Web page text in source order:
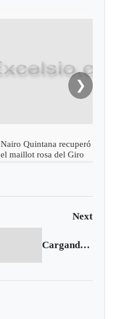
Nairo Quintana recuperó
el maillot rosa del Giro
❯
Next
Cargando siguiente...